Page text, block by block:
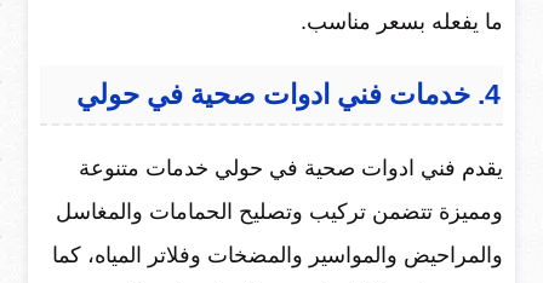
ما يفعله بسعر مناسب.
4. خدمات فني ادوات صحية في حولي
يقدم فني ادوات صحية في حولي خدمات متنوعة
ومميزة تتضمن تركيب وتصليح الحمامات والمغاسل
والمراحيض والمواسير والمضخات وفلاتر المياه، كما